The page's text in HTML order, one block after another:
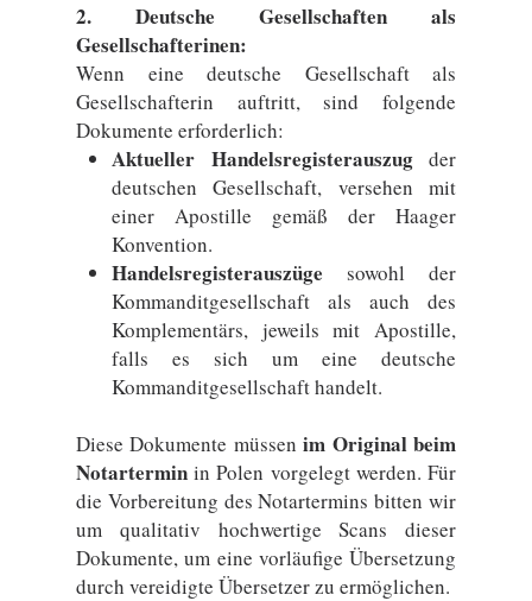
2. Deutsche Gesellschaften als
Gesellschafterinen:
Wenn eine deutsche Gesellschaft als
Gesellschafterin auftritt, sind folgende
Dokumente erforderlich:
Aktueller Handelsregisterauszugder
deutschen Gesellschaft, versehen mit
einer Apostille gemäß der Haager
Konvention.
Handelsregisterauszüge sowohl der
Kommanditgesellschaft als auch des
Komplementärs, jeweils mit Apostille,
falls es sich um eine deutsche
Kommanditgesellschaft handelt.
Diese Dokumente müssenim Original beim
Notartermin in Polen vorgelegt werden. Für
die Vorbereitung des Notartermins bitten wir
um qualitativ hochwertige Scans dieser
Dokumente, um eine vorläufige Übersetzung
durch vereidigte Übersetzer zu ermöglichen.